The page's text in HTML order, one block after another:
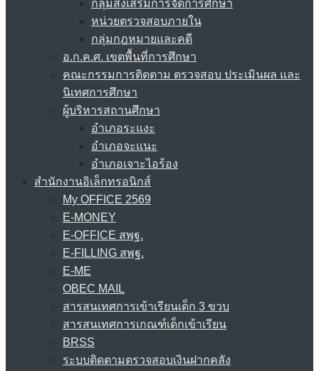
กลุ่มส่งเสริมการจัดการศึกษา
หน่วยตรวจสอบภายใน
กลุ่มกฎหมายและคดี
อ.ก.ค.ศ. เขตพื้นที่การศึกษา
คณะกรรมการติดตาม ตรวจสอบ ประเมินผล และ
นิเทศการศึกษา
ผู้บริหารสถานศึกษา
อำเภอระแงะ
อำเภอจะแนะ
อำเภอเจาะไอร้อง
สำนักงานอิเล็กทรอนิกส์
My OFFICE 2569
E-MONEY
E-OFFICE สพฐ.
E-FILLING สพฐ.
E-ME
OBEC MAIL
สารสนเทศการเข้าเรียนเด็ก 3 ขวบ
สารสนเทศการเกณฑ์เด็กเข้าเรียน
BRSS
ระบบติดตามตรวจสอบเงินฝากคลัง